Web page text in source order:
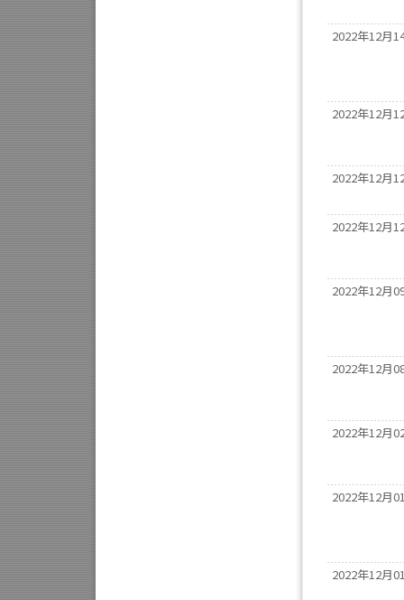
2022年12月
2022年12月
2022年12月
2022年12月
2022年12月
2022年12月
2022年12月
2022年12月
2022年12月